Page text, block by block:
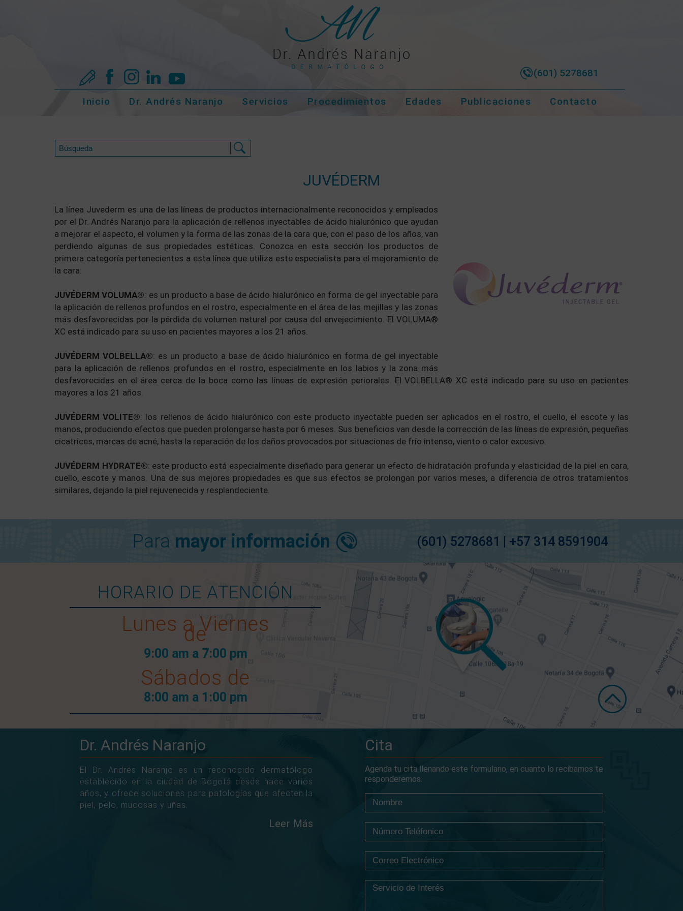
(601) 5278681
Inicio Dr. Andrés Naranjo Servicios Procedimientos Edades Publicaciones Contacto
JUVÉDERM
La línea Juvederm es una de las líneas de productos internacionalmente reconocidos y empleados
por el Dr. Andrés Naranjo para la aplicación de rellenos inyectables de ácido hialurónico que ayudan
a mejorar el aspecto, el volumen y la forma de las zonas de la cara que, con el paso de los años, van
perdiendo algunas de sus propiedades estéticas. Conozca en esta sección los productos de
primera categoría pertenecientes a esta línea que utiliza este especialista para el mejoramiento de
la cara:
JUVÉDERM VOLUMA®: es un producto a base de ácido hialurónico en forma de gel inyectable para
la aplicación de rellenos profundos en el rostro, especialmente en el área de las mejillas y las zonas
más desfavorecidas por la pérdida de volumen natural por causa del envejecimiento. El VOLUMA®
XC está indicado para su uso en pacientes mayores a los 21 años.
JUVÉDERM VOLBELLA®: es un producto a base de ácido hialurónico en forma de gel inyectable
para la aplicación de rellenos profundos en el rostro, especialmente en los labios y la zona más
desfavorecidas en el área cerca de la boca como las líneas de expresión periorales. El VOLBELLA® XC está indicado para su uso en pacientes
mayores a los 21 años.
JUVÉDERM VOLITE®: los rellenos de ácido hialurónico con este producto inyectable pueden ser aplicados en el rostro, el cuello, el escote y las
manos, produciendo efectos que pueden prolongarse hasta por 6 meses. Sus beneficios van desde la corrección de las líneas de expresión, pequeñas
cicatrices, marcas de acné, hasta la reparación de los daños provocados por situaciones de frío intenso, viento o calor excesivo.
JUVÉDERM HYDRATE®: este producto está especialmente diseñado para generar un efecto de hidratación profunda y elasticidad de la piel en cara,
cuello, escote y manos. Una de sus mejores propiedades es que sus efectos se prolongan por varios meses, a diferencia de otros tratamientos
similares, dejando la piel rejuvenecida y resplandeciente.
Para mayor información (601) 5278681 | +57 314 8591904
HORARIO DE ATENCIÓN
Lunes a Viernes
de
9:00 am a 7:00 pm
Sábados de
8:00 am a 1:00 pm
Dr. Andrés Naranjo
El Dr. Andrés Naranjo es un reconocido dermatólogo
establecido en la ciudad de Bogotá desde hace varios
años, y ofrece soluciones para patologías que afecten la
piel, pelo, mucosas y uñas.
Leer Más
Cita
Agenda tu cita llenando este formulario, en cuanto lo recibamos te
responderemos.